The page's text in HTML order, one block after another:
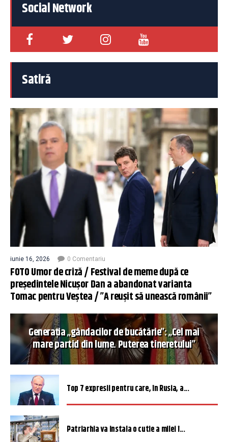
Social Network
Satiră
iunie 16, 2026 0 Comentariu
FOTO Umor de criză / Festival de meme după ce
președintele Nicușor Dan a abandonat varianta
Tomac pentru Veștea / ”A reușit să unească românii”
Generația „gândacilor de bucătărie”: „Cel mai
mare partid din lume. Puterea tineretului”
Top 7 expresii pentru care, în Rusia, a...
Patriarhia va instala o cutie a milei î...